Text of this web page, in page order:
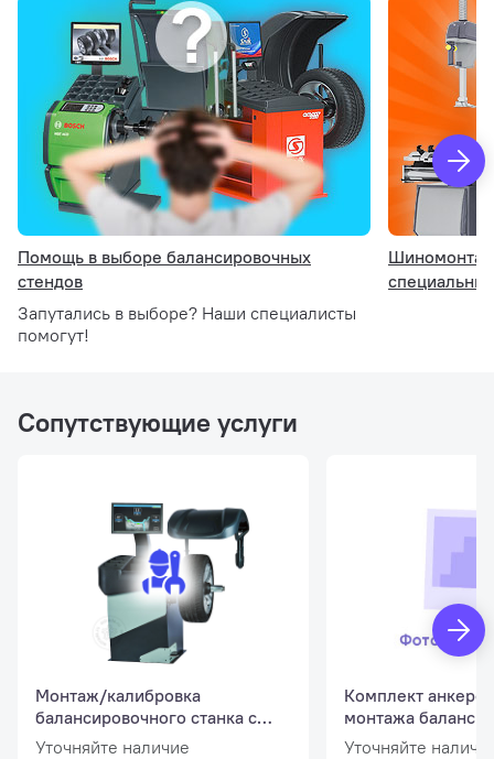
Основная рабочая поверхность содержит 30
универсальных ячеек для хранения балансировочных
грузов, конусов и других приспособлений.
Помощь в выборе балансировочных
стендов
Запутались в выборе? Наши специалисты
помогут!
Сопутствующие услуги
Монтаж/калибровка
балансировочного станка с
автоматическим вводом
Уточняйте наличие
Комплект
монтажа
станка
Уточняйте